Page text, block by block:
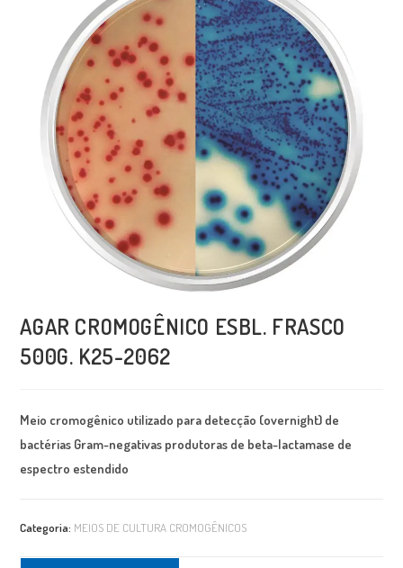
AGAR CROMOGÊNICO ESBL. FRASCO
500G. K25-2062
Meio cromogênico utilizado para detecção (overnight) de
bactérias Gram-negativas produtoras de beta-lactamase de
espectro estendido
Categoria: MEIOS DE CULTURA CROMOGÊNICOS